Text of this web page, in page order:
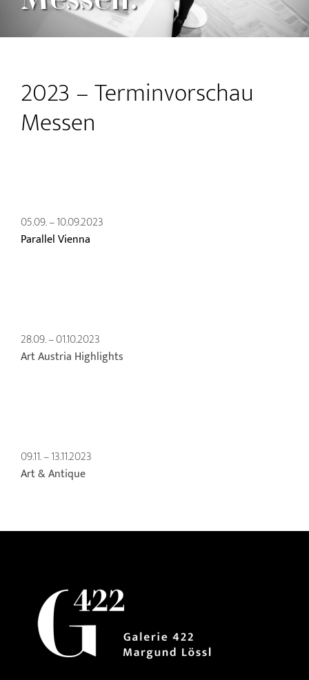
2023 – Terminvorschau
Messen
05.09. – 10.09.2023
Parallel Vienna
28.09. – 01.10.2023
Art Austria Highlights
09.11. – 13.11.2023
Art & Antique